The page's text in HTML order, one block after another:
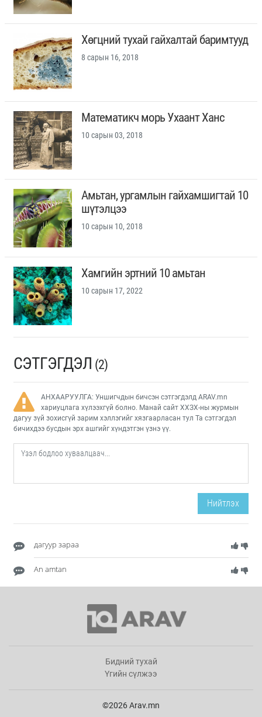
Хөгцний тухай гайхалтай баримтууд
8 сарын 16, 2018
Математикч морь Ухаант Ханс
10 сарын 03, 2018
Амьтан, ургамлын гайхамшигтай 10
шүтэлцээ
10 сарын 10, 2018
Хамгийн эртний 10 амьтан
10 сарын 17, 2022
СЭТГЭГДЭЛ (2)
АНХААРУУЛГА: Уншигчдын бичсэн сэтгэгдэлд ARAV.mn
хариуцлага хүлээхгүй болно. Манай сайт ХХЗХ-ны журмын
дагуу зүй зохисгүй зарим хэллэгийг хязгаарласан тул Та сэтгэгдэл
бичихдээ бусдын эрх ашгийг хүндэтгэн үзнэ үү.
Нийтлэх
дагуур зараа
An amtan
Бидний тухай
Үгийн сүлжээ
©2026 Arav.mn